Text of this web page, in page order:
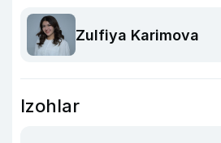
Zulfiya Karimova
Izohlar